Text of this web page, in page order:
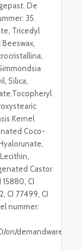
De
35.
Tricedyl
Silica,
Kernel
Coco-
Castor
CI
CI 77499, CI
nummer:
on/